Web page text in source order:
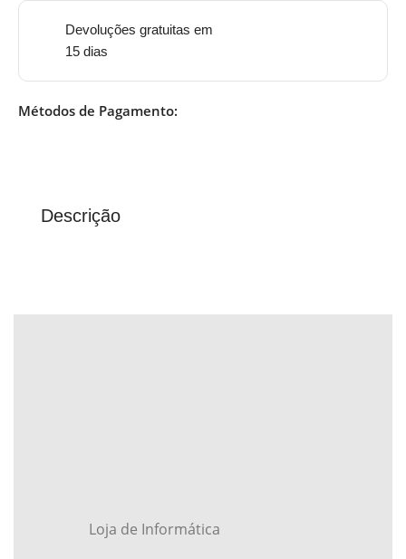
Devoluções gratuitas em
15 dias
Métodos de Pagamento:
Descrição
Loja de Informática